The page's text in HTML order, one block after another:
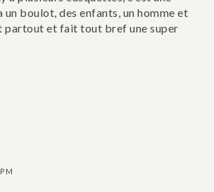
un boulot, des enfants, un homme et
partout et fait tout bref une super